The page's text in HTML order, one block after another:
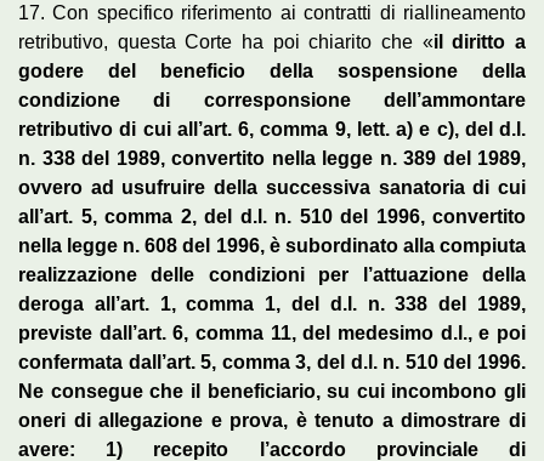
17. Con specifico riferimento ai contratti di riallineamento
retributivo, questa Corte ha poi chiarito che «il diritto a
godere del beneficio della sospensione della
condizione di corresponsione dell’ammontare
retributivo di cui all’art. 6, comma 9, lett. a) e c), del d.l.
n. 338 del 1989, convertito nella legge n. 389 del 1989,
ovvero ad usufruire della successiva sanatoria di cui
all’art. 5, comma 2, del d.l. n. 510 del 1996, convertito
nella legge n. 608 del 1996, è subordinato alla compiuta
realizzazione delle condizioni per l’attuazione della
deroga all’art. 1, comma 1, del d.l. n. 338 del 1989,
previste dall’art. 6, comma 11, del medesimo d.l., e poi
confermata dall’art. 5, comma 3, del d.l. n. 510 del 1996.
Ne consegue che il beneficiario, su cui incombono gli
oneri di allegazione e prova, è tenuto a dimostrare di
avere: 1) recepito l’accordo provinciale di